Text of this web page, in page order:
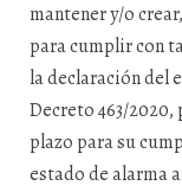
mantener y/o
para cumplir con
la declaración del
Decreto 463/
plazo para su
estado de alarma